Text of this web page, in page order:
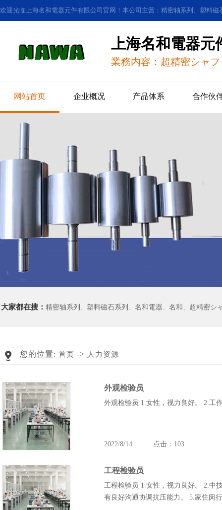
欢迎光临上海名和電器元件有限公司官网！本公司主营：精密轴系列、塑料磁
上海名和電器元
業務内容：超精密シャ
网站首页 企业概况 产品体系 合作伙
大家都在搜： 精密轴系列 、 塑料磁石系列 、 名和電器 、 名和 、 超精密シ
您的位置: 首页 -> 人力资源
外观检验员
外观检验员 1.女性，视力良好。 2.工
2022/8/14 点击：103
工程检验员
工程检验员 1.女性，视力良好。 2.中
有良好沟通协调抗压能力。 5.家住闵